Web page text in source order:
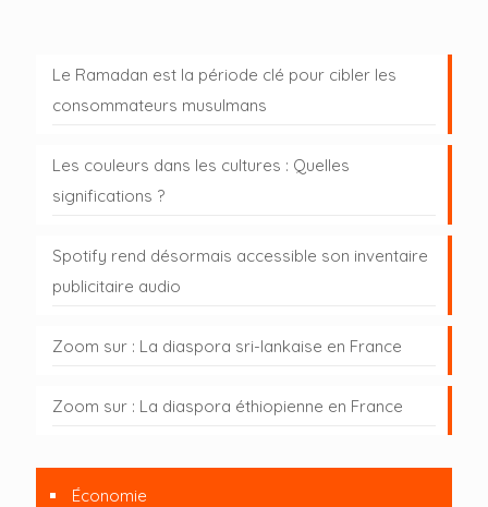
Le Ramadan est la période clé pour cibler les
consommateurs musulmans
Les couleurs dans les cultures : Quelles
significations ?
Spotify rend désormais accessible son inventaire
publicitaire audio
Zoom sur : La diaspora sri-lankaise en France
Zoom sur : La diaspora éthiopienne en France
Économie